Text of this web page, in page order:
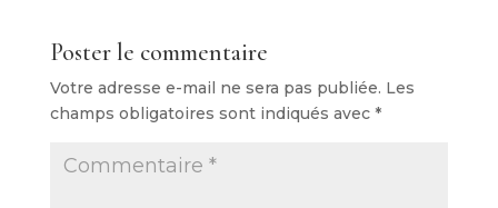
Poster le commentaire
Votre adresse e-mail ne sera pas publiée. Les
champs obligatoires sont indiqués avec *